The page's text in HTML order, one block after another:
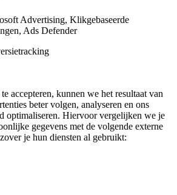
Advertising, Klikgebaseerde
Ads Defender
accepteren, kunnen we het resultaat van
beter volgen, analyseren en ons
optimaliseren. Hiervoor vergelijken we je
gegevens met de volgende externe
je hun diensten al gebruikt: